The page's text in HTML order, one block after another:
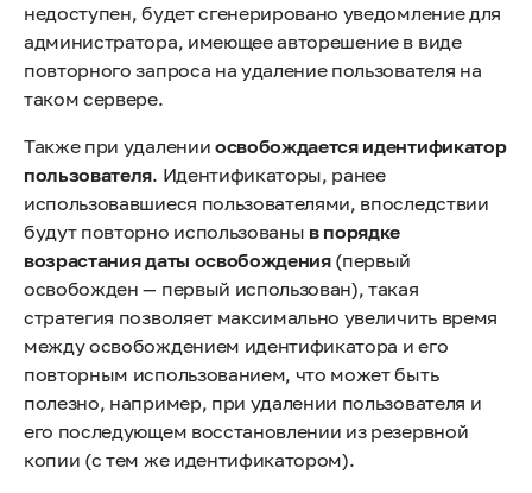
недоступен, будет сгенерировано уведомление для
администратора, имеющее авторешение в виде
повторного запроса на удаление пользователя на
таком сервере.
Также при удалении освобождается идентификатор
пользователя. Идентификаторы, ранее
использовавшиеся пользователями, впоследствии
будут повторно использованы в порядке
возрастания даты освобождения(первый
освобожден — первый использован), такая
стратегия позволяет максимально увеличить время
между освобождением идентификатора и его
повторным использованием, что может быть
полезно, например, при удалении пользователя и
его последующем восстановлении из резервной
копии (с тем же идентификатором).